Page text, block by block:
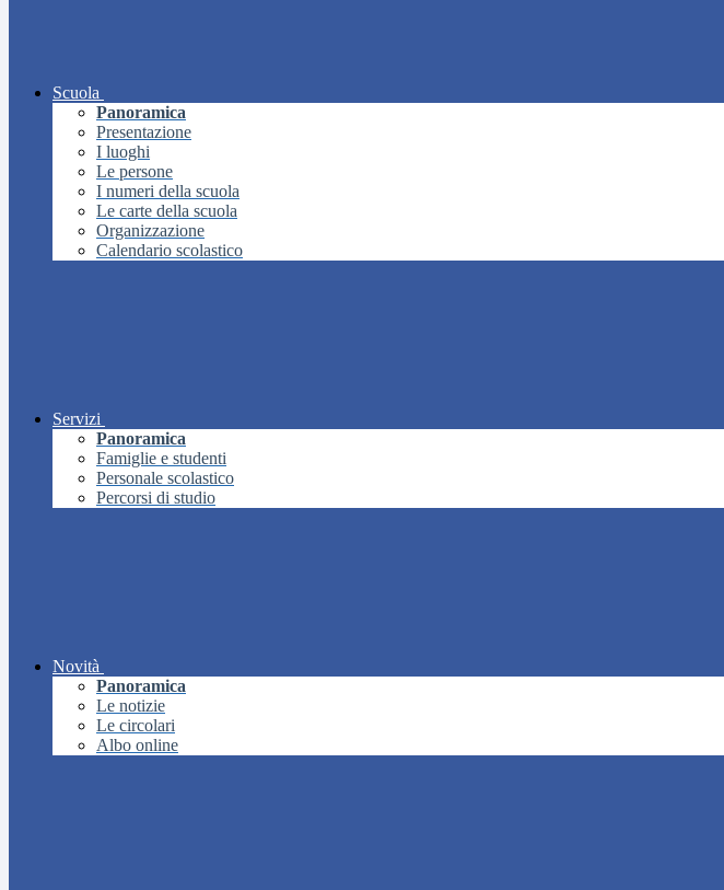
Scuola
Panoramica
Presentazione
I luoghi
Le persone
I numeri della scuola
Le carte della scuola
Organizzazione
Calendario scolastico
Servizi
Panoramica
Famiglie e studenti
Personale scolastico
Percorsi di studio
Novità
Panoramica
Le notizie
Le circolari
Albo online